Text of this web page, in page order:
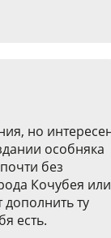
но
особняка
без
Кочубея или
ту
есть.